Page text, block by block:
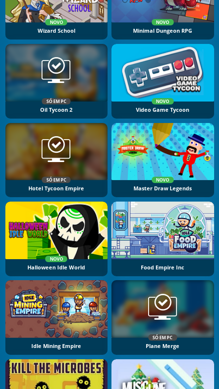
NOVO
Wizard School
NOVO
Minimal Dungeon RPG
SÓ EM PC
Oil Tycoon 2
NOVO
Video Game Tycoon
SÓ EM PC
Hotel Tycoon Empire
NOVO
Master Draw Legends
NOVO
Halloween Idle World Food Empire Inc
Idle Mining Empire
SÓ EM PC
Plane Merge